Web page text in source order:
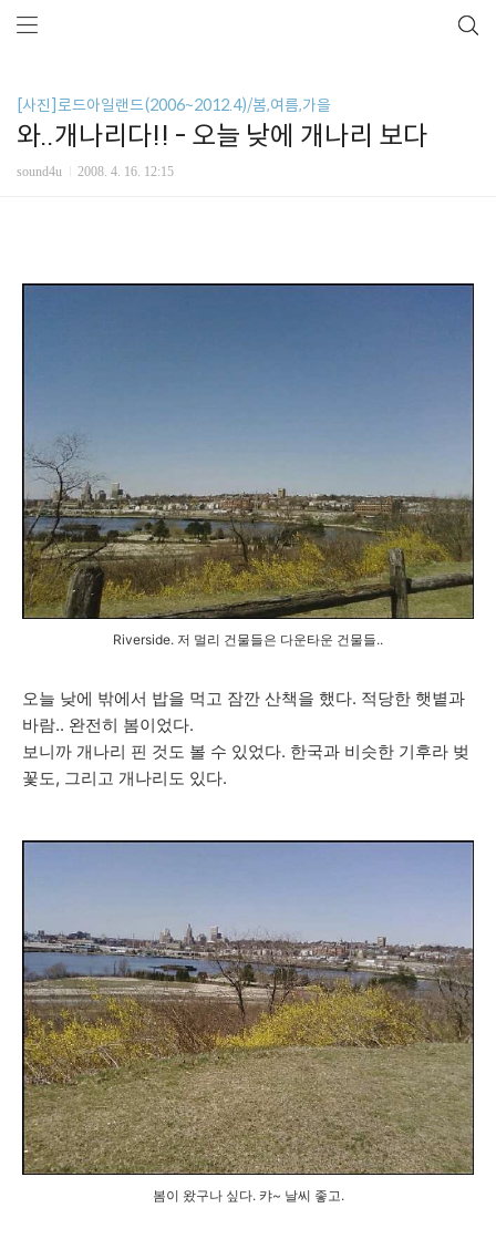
[사진]로드아일랜드(2006~2012.4)/봄,여름,가을
와..개나리다!! - 오늘 낮에 개나리 보다
sound4u 2008. 4. 16. 12:15
Riverside. 저 멀리 건물들은 다운타운 건물들..
오늘 낮에 밖에서 밥을 먹고 잠깐 산책을 했다. 적당한 햇볕과
바람.. 완전히 봄이었다.
보니까 개나리 핀 것도 볼 수 있었다. 한국과 비슷한 기후라 벚
꽃도, 그리고 개나리도 있다.
봄이 왔구나 싶다. 캬~ 날씨 좋고.